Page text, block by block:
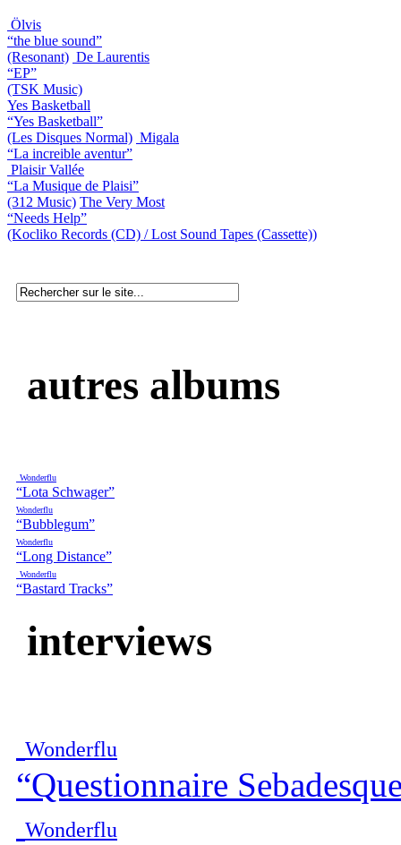
Ölvis
“the blue sound”
(Resonant) De Laurentis
“EP”
(TSK Music)
Yes Basketball
“Yes Basketball”
(Les Disques Normal) Migala
“La increible aventur”
Plaisir Vallée
“La Musique de Plaisi”
(312 Music) The Very Most
“Needs Help”
(Kocliko Records (CD) / Lost Sound Tapes (Cassette))
autres albums
Wonderflu
“Lota Schwager”
Wonderflu
“Bubblegum”
Wonderflu
“Long Distance”
Wonderflu
“Bastard Tracks”
interviews
Wonderflu
“Questionnaire
Wonderflu